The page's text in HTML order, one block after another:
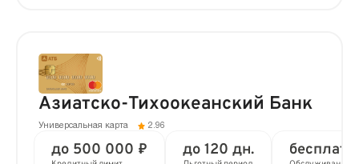
Азиатско-Тихоокеанский Банк
Универсальная карта 2.96
до 500 000 ₽ до 120 дн.